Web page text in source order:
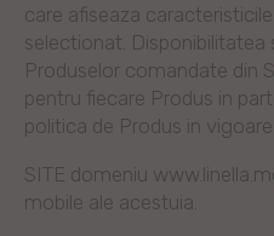
care afiseaza
selectionat. Disponibilitatea
Produselor comandate din
pentru fiecare Produs in
politica de Produs in vigoare.
SITE domeniu
mobile ale acestuia.